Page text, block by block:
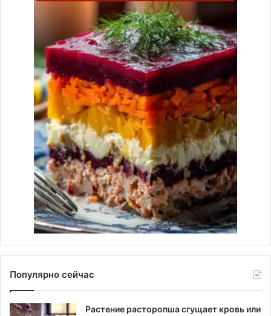
Популярно сейчас
Растение расторопша сгущает кровь или